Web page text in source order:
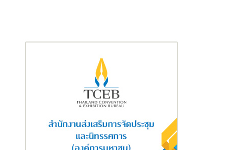
และโลกแห่งจินตนาการ เพิ่มความสนุกสนานให้กับแคมเปญนี้ ในขณะ
เดียวกัน ยังคงสื่อถึงธีมแห่งการเปลี่ยนแปลง และการเริ่มต้นใหม่อีก
และเพื่อเพิ่มความพิเศษในช่วงเทศกาล ชาร์ลส แอนด์ คีธ ยังมอบซอ
งอั่งเปาเป็นของขวัญพิเศษสำหรับลูกค้าที่ซื้อสินค้า ขั้นต่ำ 3,500 บาท
สัญลักษณ์แห่งความโชคดี แสดงถึงความ ปรารถนาดีที่มอบให้ลูกค้า
เพื่ออวยพรให้พบความรุ่งเรือง และความสุขตลอดปีใหม่ที่กำลังจะมา